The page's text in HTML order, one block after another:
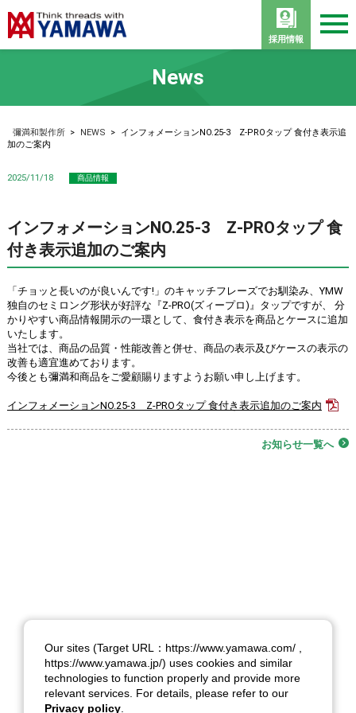
採用情報
News
彌満和製作所 > NEWS >
インフォメーションNO.25-3 Z-PROタップ 食付き表示追
加のご案内
2025/11/18 商品情報
インフォメーションNO.25-3 Z-PROタップ 食
付き表示追加のご案内
「チョッと長いのが良いんです!」のキャッチフレーズでお馴染み、YMW
独自のセミロング形状が好評な『Z-PRO(ズィープロ)』タップですが、 分
かりやすい商品情報開示の一環として、食付き表示を商品とケースに追加
いたします。
当社では、商品の品質・性能改善と併せ、商品の表示及びケースの表示の
改善も適宜進めております。
今後とも彌満和商品をご愛顧賜りますようお願い申し上げます。
インフォメーションNO.25-3 Z-PROタップ 食付き表示追加のご案内
お知らせ一覧へ
Our sites (Target URL：https://www.yamawa.com/ ,
https://www.yamawa.jp/) uses cookies and similar
technologies to function properly and provide more
relevant services. For details, please refer to our
Privacy policy